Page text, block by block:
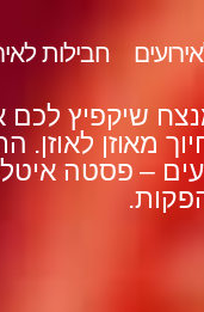
חבילות
שיקפיץ לכם
מאוזן לאוזן.
– פסטה